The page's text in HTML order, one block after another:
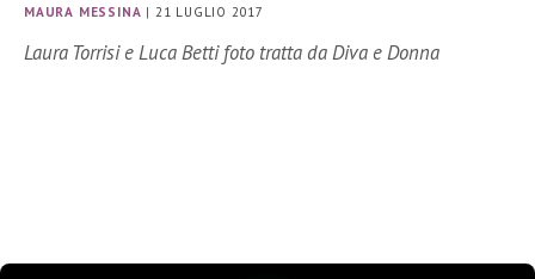
MAURA MESSINA | 21 LUGLIO 2017
Laura Torrisi e Luca Betti foto tratta da Diva e Donna